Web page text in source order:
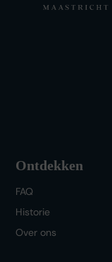
Ontdekken
FAQ
Historie
Over ons